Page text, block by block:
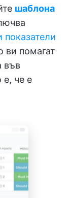
шаблона
показатели
ви помагат
във
е, че е